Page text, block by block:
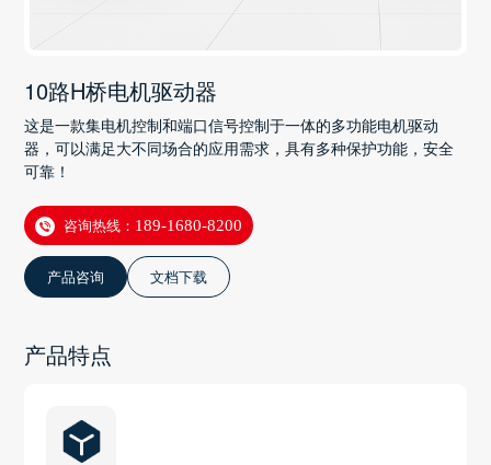
10路H桥电机驱动器
这是一款集电机控制和端口信号控制于一体的多功能电机驱动
器，可以满足大不同场合的应用需求，具有多种保护功能，安全
可靠！
咨询热线： 189-1680-8200
产品咨询 文档下载
产品特点